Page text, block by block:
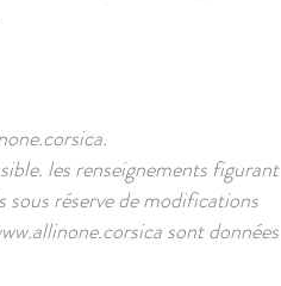
.
les renseignements figurant
réserve de modifications
sont données